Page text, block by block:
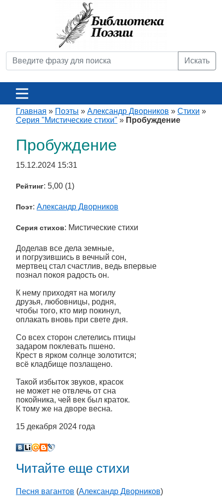
Искать
Главная » Поэты » Александр Дворников » Стихи »
Серия "Мистические стихи" » Пробуждение
Пробуждение
15.12.2024 15:31
Рейтинг: 5,00 (1)
Поэт: Александр Дворников
Серия стихов: Мистические стихи
Доделав все дела земные,
и погрузившись в вечный сон,
мертвец стал счастлив, ведь впервые
познал покоя радость он.
К нему приходят на могилу
друзья, любовницы, родня,
чтобы того, кто мир покинул,
оплакать вновь при свете дня.
Со всех сторон слетелись птицы
задаром поклевать пшено.
Крест в ярком солнце золотится;
всё кладбище позлащено.
Такой избыток звуков, красок
не может не отвлечь от сна
покойника, чей век был краток.
К тому же на дворе весна.
15 декабря 2024 года
Читайте еще стихи
Песня вагантов (Александр Дворников)